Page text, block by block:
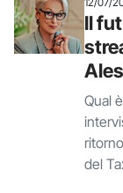
Il
Qual
del